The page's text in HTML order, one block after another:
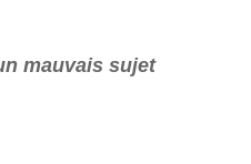
mauvais sujet